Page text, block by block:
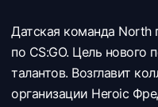
Датская команда North
по CS:GO. Цель нового
талантов. Возглавит
организации Heroic